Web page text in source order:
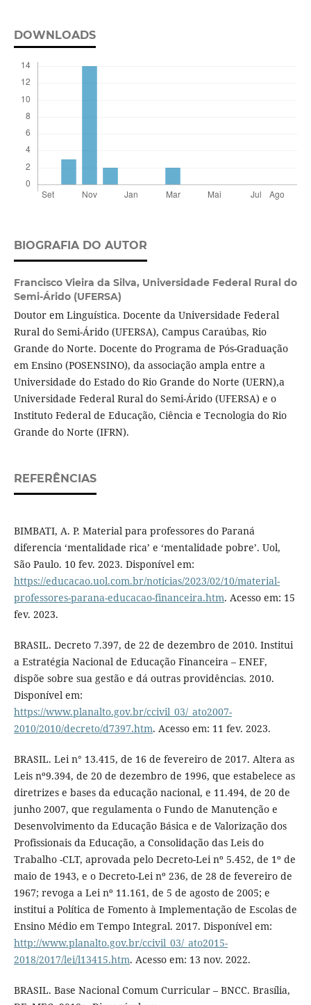
DOWNLOADS
BIOGRAFIA DO AUTOR
Francisco Vieira da Silva, Universidade Federal Rural do
Semi-Árido (UFERSA)
Doutor em Linguística. Docente da Universidade Federal
Rural do Semi-Árido (UFERSA), Campus Caraúbas, Rio
Grande do Norte. Docente do Programa de Pós-Graduação
em Ensino (POSENSINO), da associação ampla entre a
Universidade do Estado do Rio Grande do Norte (UERN),a
Universidade Federal Rural do Semi-Árido (UFERSA) e o
Instituto Federal de Educação, Ciência e Tecnologia do Rio
Grande do Norte (IFRN).
REFERÊNCIAS
BIMBATI, A. P. Material para professores do Paraná
diferencia ‘mentalidade rica’ e ‘mentalidade pobre’. Uol,
São Paulo. 10 fev. 2023. Disponível em:
https://educacao.uol.com.br/noticias/2023/02/10/material-
professores-parana-educacao-financeira.htm. Acesso em: 15
fev. 2023.
BRASIL. Decreto 7.397, de 22 de dezembro de 2010. Institui
a Estratégia Nacional de Educação Financeira – ENEF,
dispõe sobre sua gestão e dá outras providências. 2010.
Disponível em:
https://www.planalto.gov.br/ccivil_03/_ato2007-
2010/2010/decreto/d7397.htm. Acesso em: 11 fev. 2023.
BRASIL. Lei n° 13.415, de 16 de fevereiro de 2017. Altera as
Leis nº9.394, de 20 de dezembro de 1996, que estabelece as
diretrizes e bases da educação nacional, e 11.494, de 20 de
junho 2007, que regulamenta o Fundo de Manutenção e
Desenvolvimento da Educação Básica e de Valorização dos
Profissionais da Educação, a Consolidação das Leis do
Trabalho -CLT, aprovada pelo Decreto-Lei nº 5.452, de 1º de
maio de 1943, e o Decreto-Lei nº 236, de 28 de fevereiro de
1967; revoga a Lei nº 11.161, de 5 de agosto de 2005; e
institui a Política de Fomento à Implementação de Escolas de
Ensino Médio em Tempo Integral. 2017. Disponível em:
http://www.planalto.gov.br/ccivil_03/_ato2015-
2018/2017/lei/l13415.htm. Acesso em: 13 nov. 2022.
BRASIL. Base Nacional Comum Curricular – BNCC. Brasília,